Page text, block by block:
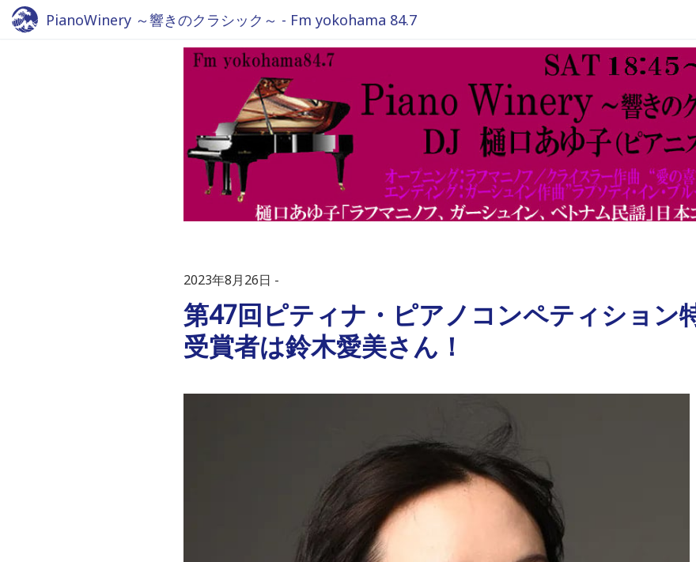
PianoWinery ～響きのクラシック～ - Fm yokohama 84.7
2023年8月26日
第47回ピティナ・ピアノコンペティション
受賞者は鈴木愛美さん！